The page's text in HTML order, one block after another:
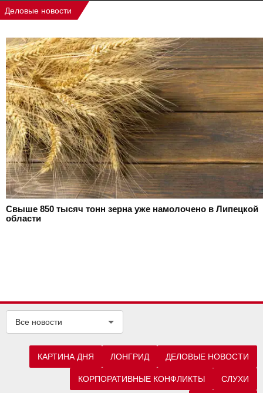
Деловые новости
Свыше 850 тысяч тонн зерна уже намолочено в Липецкой
области
Все новости
КАРТИНА ДНЯ ЛОНГРИД ДЕЛОВЫЕ НОВОСТИ
КОРПОРАТИВНЫЕ КОНФЛИКТЫ СЛУХИ